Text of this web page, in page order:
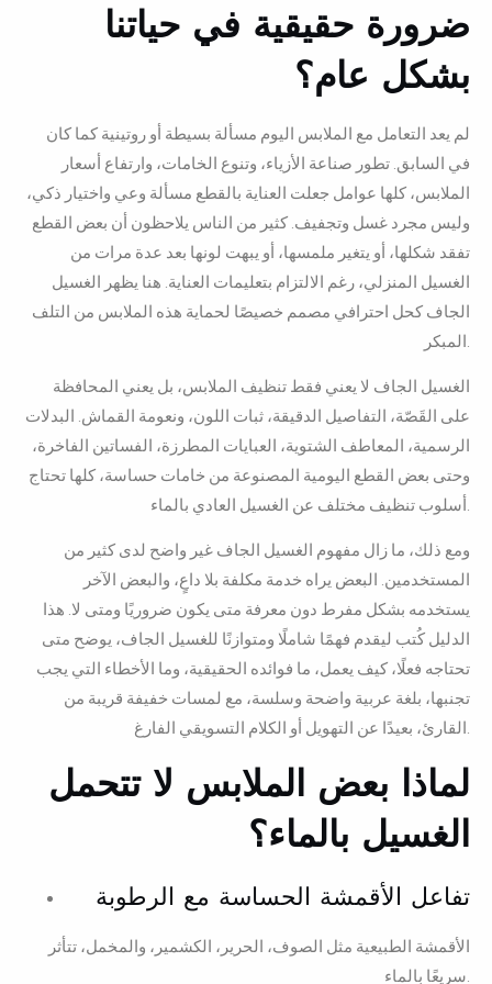
ضرورة حقيقية في حياتنا
بشكل عام؟
لم يعد التعامل مع الملابس اليوم مسألة بسيطة أو روتينية كما كان
في السابق. تطور صناعة الأزياء، وتنوع الخامات، وارتفاع أسعار
الملابس، كلها عوامل جعلت العناية بالقطع مسألة وعي واختيار ذكي،
وليس مجرد غسل وتجفيف. كثير من الناس يلاحظون أن بعض القطع
تفقد شكلها، أو يتغير ملمسها، أو يبهت لونها بعد عدة مرات من
الغسيل المنزلي، رغم الالتزام بتعليمات العناية. هنا يظهر الغسيل
الجاف كحل احترافي مصمم خصيصًا لحماية هذه الملابس من التلف
الغسيل الجاف لا يعني فقط تنظيف الملابس، بل يعني المحافظة
على القَصّة، التفاصيل الدقيقة، ثبات اللون، ونعومة القماش. البدلات
الرسمية، المعاطف الشتوية، العبايات المطرزة، الفساتين الفاخرة،
وحتى بعض القطع اليومية المصنوعة من خامات حساسة، كلها تحتاج
أسلوب تنظيف مختلف عن الغسيل العادي بالماء.
ومع ذلك، ما زال مفهوم الغسيل الجاف غير واضح لدى كثير من
المستخدمين. البعض يراه خدمة مكلفة بلا داعٍ، والبعض الآخر
يستخدمه بشكل مفرط دون معرفة متى يكون ضروريًا ومتى لا. هذا
الدليل كُتب ليقدم فهمًا شاملًا ومتوازنًا للغسيل الجاف، يوضح متى
تحتاجه فعلًا، كيف يعمل، ما فوائده الحقيقية، وما الأخطاء التي يجب
تجنبها، بلغة عربية واضحة وسلسة، مع لمسات خفيفة قريبة من
القارئ، بعيدًا عن التهويل أو الكلام التسويقي الفارغ.
الغسيل بالماء؟
تفاعل الأقمشة الحساسة مع الرطوبة
الأقمشة الطبيعية مثل الصوف، الحرير، الكشمير، والمخمل، تتأثر
سريعًا بالماء.